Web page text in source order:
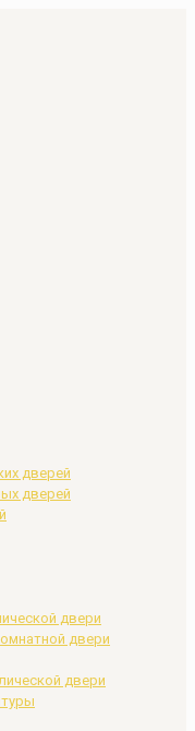
дверей
дверей
двери
двери
двери